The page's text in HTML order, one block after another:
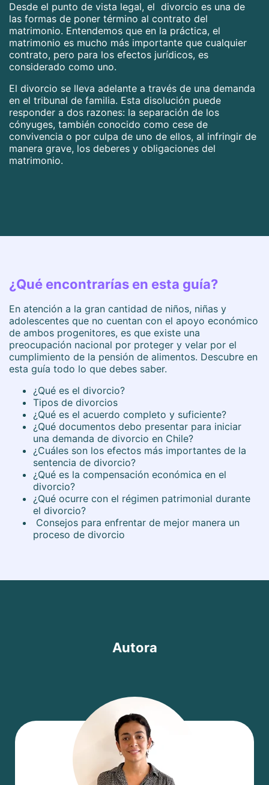
Desde el punto de vista legal, el divorcio es una de
las formas de poner término al contrato del
matrimonio. Entendemos que en la práctica, el
matrimonio es mucho más importante que cualquier
contrato, pero para los efectos jurídicos, es
considerado como uno.
El divorcio se lleva adelante a través de una demanda
en el tribunal de familia. Esta disolución puede
responder a dos razones: la separación de los
cónyuges, también conocido como cese de
convivencia o por culpa de uno de ellos, al infringir de
manera grave, los deberes y obligaciones del
matrimonio.
¿Qué encontrarías en esta guía?
En atención a la gran cantidad de niños, niñas y
adolescentes que no cuentan con el apoyo económico
de ambos progenitores, es que existe una
preocupación nacional por proteger y velar por el
cumplimiento de la pensión de alimentos. Descubre en
esta guía todo lo que debes saber.
¿Qué es el divorcio?
Tipos de divorcios
¿Qué es el acuerdo completo y suficiente?
¿Qué documentos debo presentar para iniciar
una demanda de divorcio en Chile?
¿Cuáles son los efectos más importantes de la
sentencia de divorcio?
¿Qué es la compensación económica en el
divorcio?
¿Qué ocurre con el régimen patrimonial durante
el divorcio?
Consejos para enfrentar de mejor manera un
proceso de divorcio
Autora